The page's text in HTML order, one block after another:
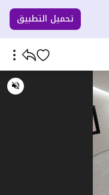
تحميل التطبيق